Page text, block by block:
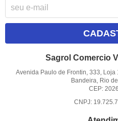
Sagrol Comercio
Avenida Paulo de Frontin, 333, Loja
Bandeira, Rio
CEP:
CNPJ: